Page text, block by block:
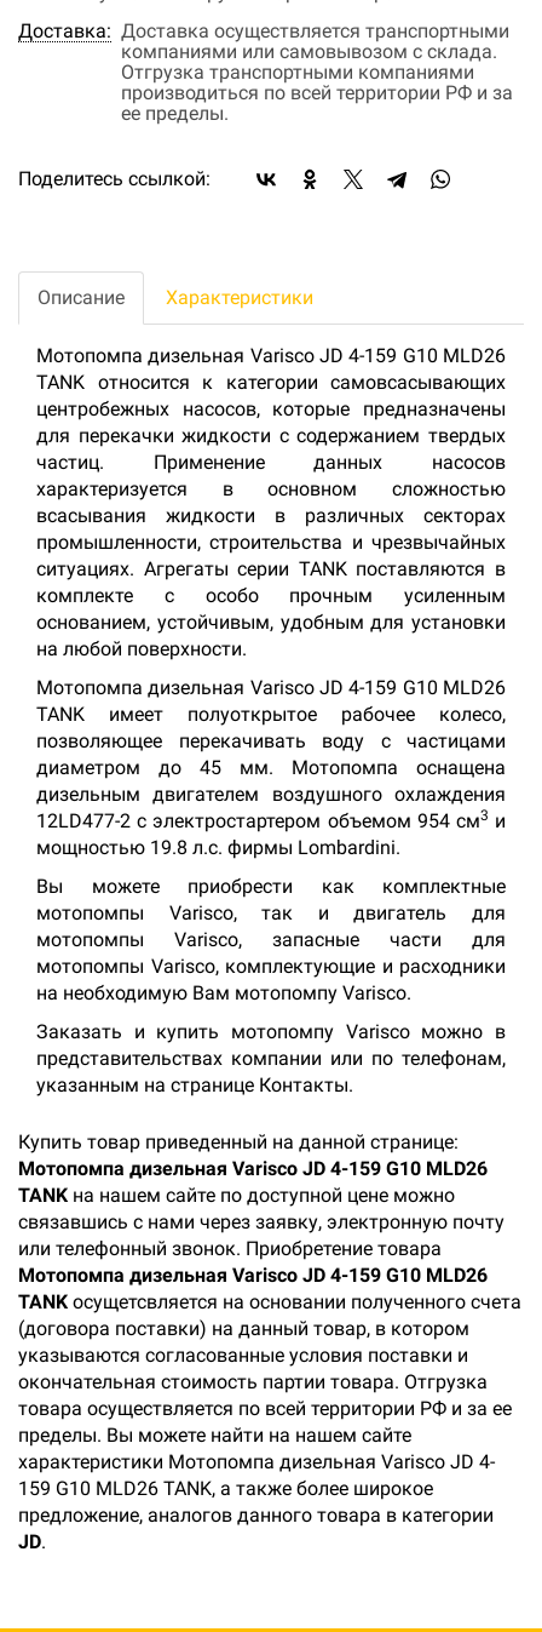
Доставка: Доставка осуществляется транспортными
компаниями или самовывозом с склада.
Отгрузка транспортными компаниями
производиться по всей территории РФ и за
ее пределы.
Поделитесь ссылкой:
Описание Характеристики
Мотопомпа дизельная Varisco JD 4-159 G10 MLD26
TANK относится к категории самовсасывающих
центробежных насосов, которые предназначены
для перекачки жидкости с содержанием твердых
частиц. Применение данных насосов
характеризуется в основном сложностью
всасывания жидкости в различных секторах
промышленности, строительства и чрезвычайных
ситуациях. Агрегаты серии TANK поставляются в
комплекте с особо прочным усиленным
основанием, устойчивым, удобным для установки
на любой поверхности.
Мотопомпа дизельная Varisco JD 4-159 G10 MLD26
TANK имеет полуоткрытое рабочее колесо,
позволяющее перекачивать воду с частицами
диаметром до 45 мм. Мотопомпа оснащена
дизельным двигателем воздушного охлаждения
12LD477-2 с электростартером объемом 954 см3 и
мощностью 19.8 л.с. фирмы Lombardini.
Вы можете приобрести как комплектные
мотопомпы Varisco, так и двигатель для
мотопомпы Varisco, запасные части для
мотопомпы Varisco, комплектующие и расходники
на необходимую Вам мотопомпу Varisco.
Заказать и купить мотопомпу Varisco можно в
представительствах компании или по телефонам,
указанным на странице Контакты.
Купить товар приведенный на данной странице:
Мотопомпа дизельная Varisco JD 4-159 G10 MLD26
TANK на нашем сайте по доступной цене можно
связавшись с нами через заявку, электронную почту
или телефонный звонок. Приобретение товара
Мотопомпа дизельная Varisco JD 4-159 G10 MLD26
TANK осущетсвляется на основании полученного счета
(договора поставки) на данный товар, в котором
указываются согласованные условия поставки и
окончательная стоимость партии товара. Отгрузка
товара осуществляется по всей территории РФ и за ее
пределы. Вы можете найти на нашем сайте
характеристики Мотопомпа дизельная Varisco JD 4-
159 G10 MLD26 TANK, а также более широкое
предложение, аналогов данного товара в категории
JD.